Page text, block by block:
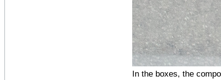
In the boxes, the